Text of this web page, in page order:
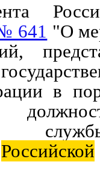
641 "О
в
Российской